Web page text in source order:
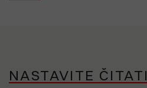
NASTAVITE ČITATI